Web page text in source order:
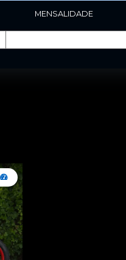
MENSALIDADE